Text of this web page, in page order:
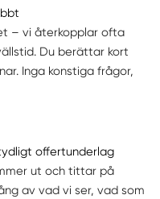
– vi återkopplar ofta
Du berättar kort
Inga konstiga frågor,
offertunderlag
ut och tittar på
av vad vi ser, vad som